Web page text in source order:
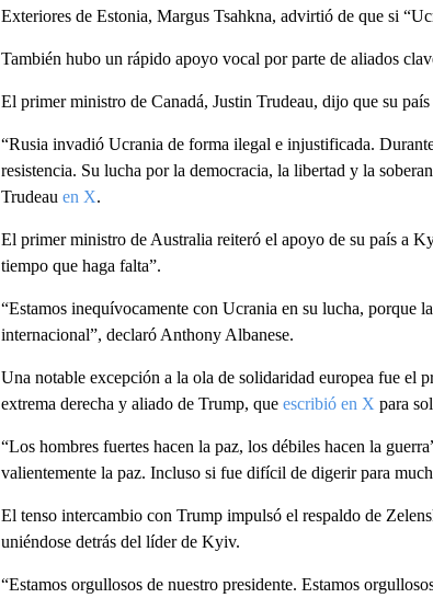
Exteriores de Estonia, Margus Tsahkna, advirtió de que si
También hubo un rápido apoyo vocal por parte de aliados
El primer ministro de Canadá, Justin Trudeau, dijo que su
“Rusia invadió Ucrania de forma ilegal e injustificada.
resistencia. Su lucha por la democracia, la libertad y la
Trudeau en X.
El primer ministro de Australia reiteró el apoyo de su país a
tiempo que haga falta”.
“Estamos inequívocamente con Ucrania en su lucha, porque
internacional”, declaró Anthony Albanese.
Una notable excepción a la ola de solidaridad europea fue
extrema derecha y aliado de Trump, que escribió en X para
“Los hombres fuertes hacen la paz, los débiles hacen la
valientemente la paz. Incluso si fue difícil de digerir para
El tenso intercambio con Trump impulsó el respaldo de
uniéndose detrás del líder de Kyiv.
“Estamos orgullosos de nuestro presidente. Estamos